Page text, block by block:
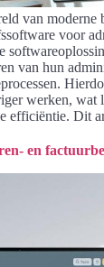
van moderne
voor
van hun
werken, wat
efficiëntie. Dit
en